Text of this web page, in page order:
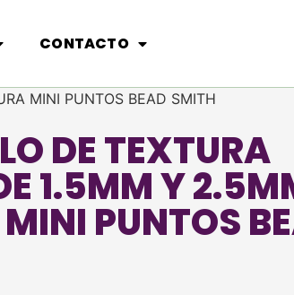
CONTACTO
MINI PUNTOS BEAD SMITH
DE TEXTURA
1.5MM Y
PUNTOS